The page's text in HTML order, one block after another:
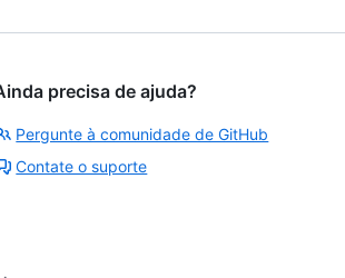
precisa de ajuda?
Pergunte à comunidade de GitHub
Contate o suporte